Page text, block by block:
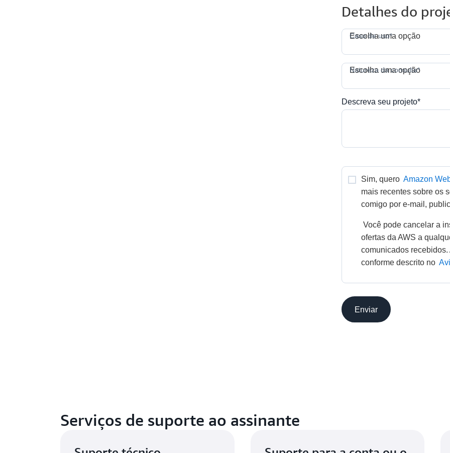
Detalhes do
Caso de uso*
Escolha uma opção
Natureza da consulta*
Escolha uma opção
Descreva seu projeto*
Sim, quero Amazon
mais recentes sobre os
comigo por e-mail,
ofertas da AWS a
comunicados
conforme descrito no
Enviar
Serviços de suporte ao assinante